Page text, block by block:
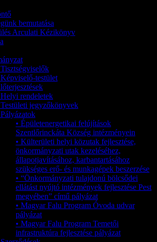
bemutatása
Arculati Kézikönyv
Tisztségviselők
Képviselő-testület
Helyi rendeletek
Testületi jegyzőkönyvek
Pályázatok
• Épületenergetikai felújítások
Szentlőrinckáta Község intézményein
• Külterületi helyi közutak fejlesztése,
önkormányzati utak kezeléséhez,
állapotjavításához, karbantartásához
szükséges erő- és munkagépek beszerzése
• “Önkormányzati tulajdonú bölcsődei
ellátást nyújtó intézmények fejlesztése Pest
megyében” című pályázat
• Magyar Falu Program Óvoda udvar
pályázat
• Magyar Falu Program Temetői
infrastruktúra fejlesztése pályázat